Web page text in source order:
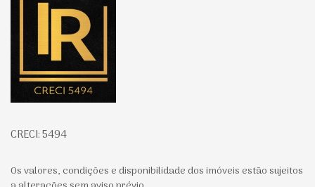
CRECI: 5494
Os valores, condições e disponibilidade dos imóveis estão sujeitos